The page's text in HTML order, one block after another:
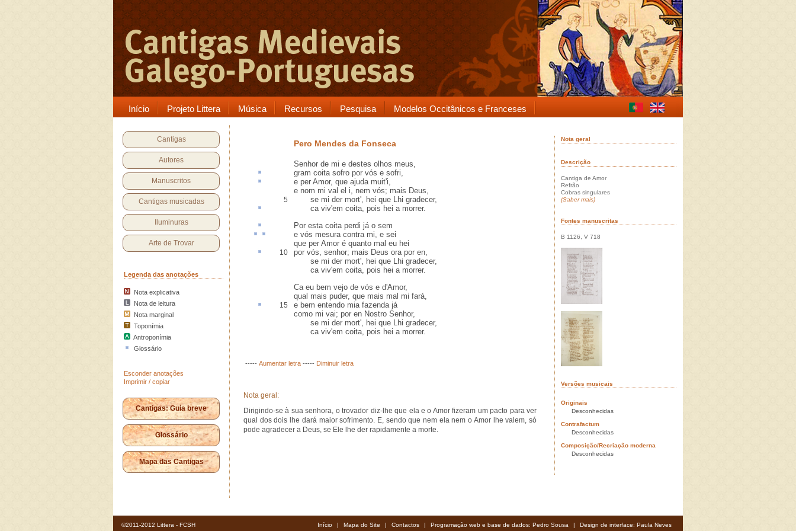
Início Projeto Littera Música Recursos Pesquisa Modelos Occitânicos e Franceses
Cantigas
Autores
Manuscritos
Cantigas musicadas
Iluminuras
Arte de Trovar
Legenda das anotações
Nota explicativa
Nota de leitura
Nota marginal
Toponímia
Antroponímia
Glossário
Esconder anotações
Imprimir / copiar
Cantigas: Guia breve
Glossário
Mapa das Cantigas
Pero Mendes da Fonseca
Senhor de mi e destes olhos meus,
gram coitasofro por vós e sofri,
e per Amor, que ajuda muit'i,
e nom mi val el i, nem vós; mais Deus,
5
se mi der mort', hei que Lhi gradecer,
ca viv'em coita, pois hei a morrer.
Por esta coita perdi já o sem
e vós mesura contrami, e sei
que per Amor é quanto mal eu hei
10 por vós, senhor; mais Deus ora por en,
se mi der mort', hei que Lhi gradecer,
ca viv'em coita, pois hei a morrer.
Ca eu bem vejo de vós e d'Amor,
qual mais puder, que mais mal mi fará,
15 e bem entendo mia fazendajá
como mi vai; por en Nostro Senhor,
se mi der mort', hei que Lhi gradecer,
ca viv'em coita, pois hei a morrer.
----- Aumentar letra ----- Diminuir letra
Nota geral:
Dirigindo-se à sua senhora, o trovador diz-lhe que ela e o Amor fizeram um pacto para ver
qual dos dois lhe dará maior sofrimento. E, sendo que nem ela nem o Amor lhe valem, só
pode agradecer a Deus, se Ele lhe der rapidamente a morte.
Nota geral
Descrição
Cantiga de Amor
Refrão
Cobras singulares
(Saber mais)
Fontes manuscritas
B 1126, V 718
Versões musicais
Originais
Desconhecidas
Contrafactum
Desconhecidas
Composição/Recriação moderna
Desconhecidas
©2011-2012 Littera - FCSH Início | Mapa do Site | Contactos | Programação web e base de dados: Pedro Sousa | Design de interface: Paula Neves